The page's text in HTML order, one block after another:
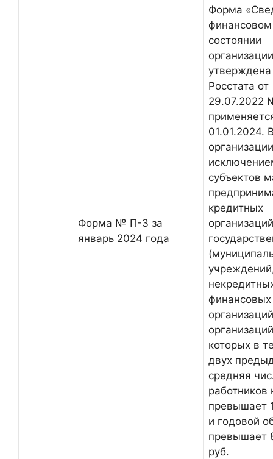
Форма № П-3 за
январь 2024 года
Форма
финансовом
состоянии
Росстата от
29.07.2022
01.01.2024.
субъектов
кредитных
финансовых
которых в
двух
средняя
работников
превышает
и годовой
превышает
руб.